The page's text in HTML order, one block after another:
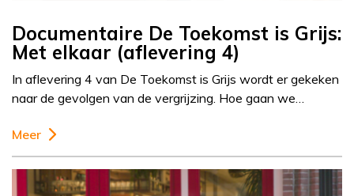
Documentaire De Toekomst is Grijs:
Met elkaar (aflevering 4)
In aflevering 4 van De Toekomst is Grijs wordt er gekeken
naar de gevolgen van de vergrijzing. Hoe gaan we…
Meer